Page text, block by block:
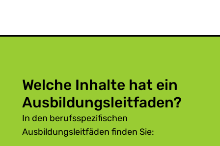
Welche Inhalte hat ein
Ausbildungsleitfaden?
In den berufsspezifischen
Ausbildungsleitfäden finden Sie: